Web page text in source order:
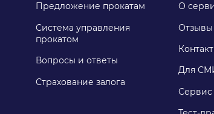
Предложение прокатам
Система управления
прокатом
Вопросы и ответы
Страхование залога
О
Отзывы
Для